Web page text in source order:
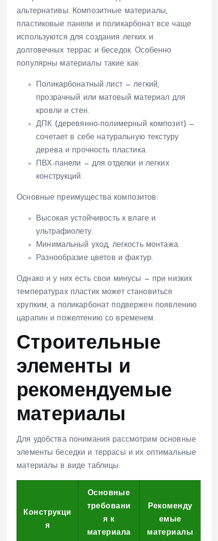
альтернативы. Композитные материалы,
пластиковые панели и поликарбонат все чаще
используются для создания легких и
долговечных террас и беседок. Особенно
популярны материалы такие как:
Поликарбонатный лист — легкий,
прозрачный или матовый материал для
кровли и стен.
ДПК (деревянно-полимерный композит) —
сочетает в себе натуральную текстуру
дерева и прочность пластика.
ПВХ-панели — для отделки и легких
конструкций.
Основные преимущества композитов:
Высокая устойчивость к влаге и
ультрафиолету.
Минимальный уход, легкость монтажа.
Разнообразие цветов и фактур.
Однако и у них есть свои минусы — при низких
температурах пластик может становиться
хрупким, а поликарбонат подвержен появлению
царапин и пожелтению со временем.
Строительные
элементы и
рекомендуемые
материалы
Для удобства понимания рассмотрим основные
элементы беседки и террасы и их оптимальные
материалы в виде таблицы:
Конструкци
я
Основные
требовани
я к
материала
Рекоменду
емые
материалы